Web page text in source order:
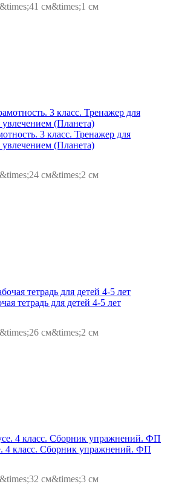
см&times;1 см
3 класс. Тренажер для
(Планета)
см&times;2 см
тетрадь для детей 4-5 лет
см&times;2 см
4 класс. Сборник упражнений. ФП
см&times;3 см